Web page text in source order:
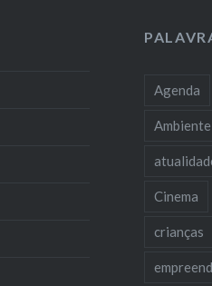
Agenda
Ambiente
Cinema
crianças